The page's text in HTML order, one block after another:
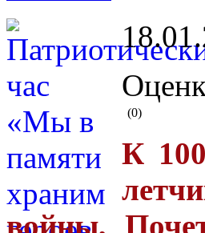
(0)
К
войны,